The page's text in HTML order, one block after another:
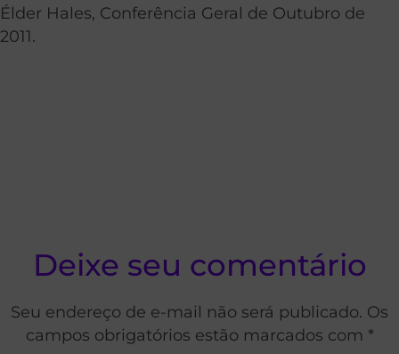
Élder Hales, Conferência Geral de Outubro de
2011.
Deixe seu comentário
Seu endereço de e-mail não será publicado. Os
campos obrigatórios estão marcados com *